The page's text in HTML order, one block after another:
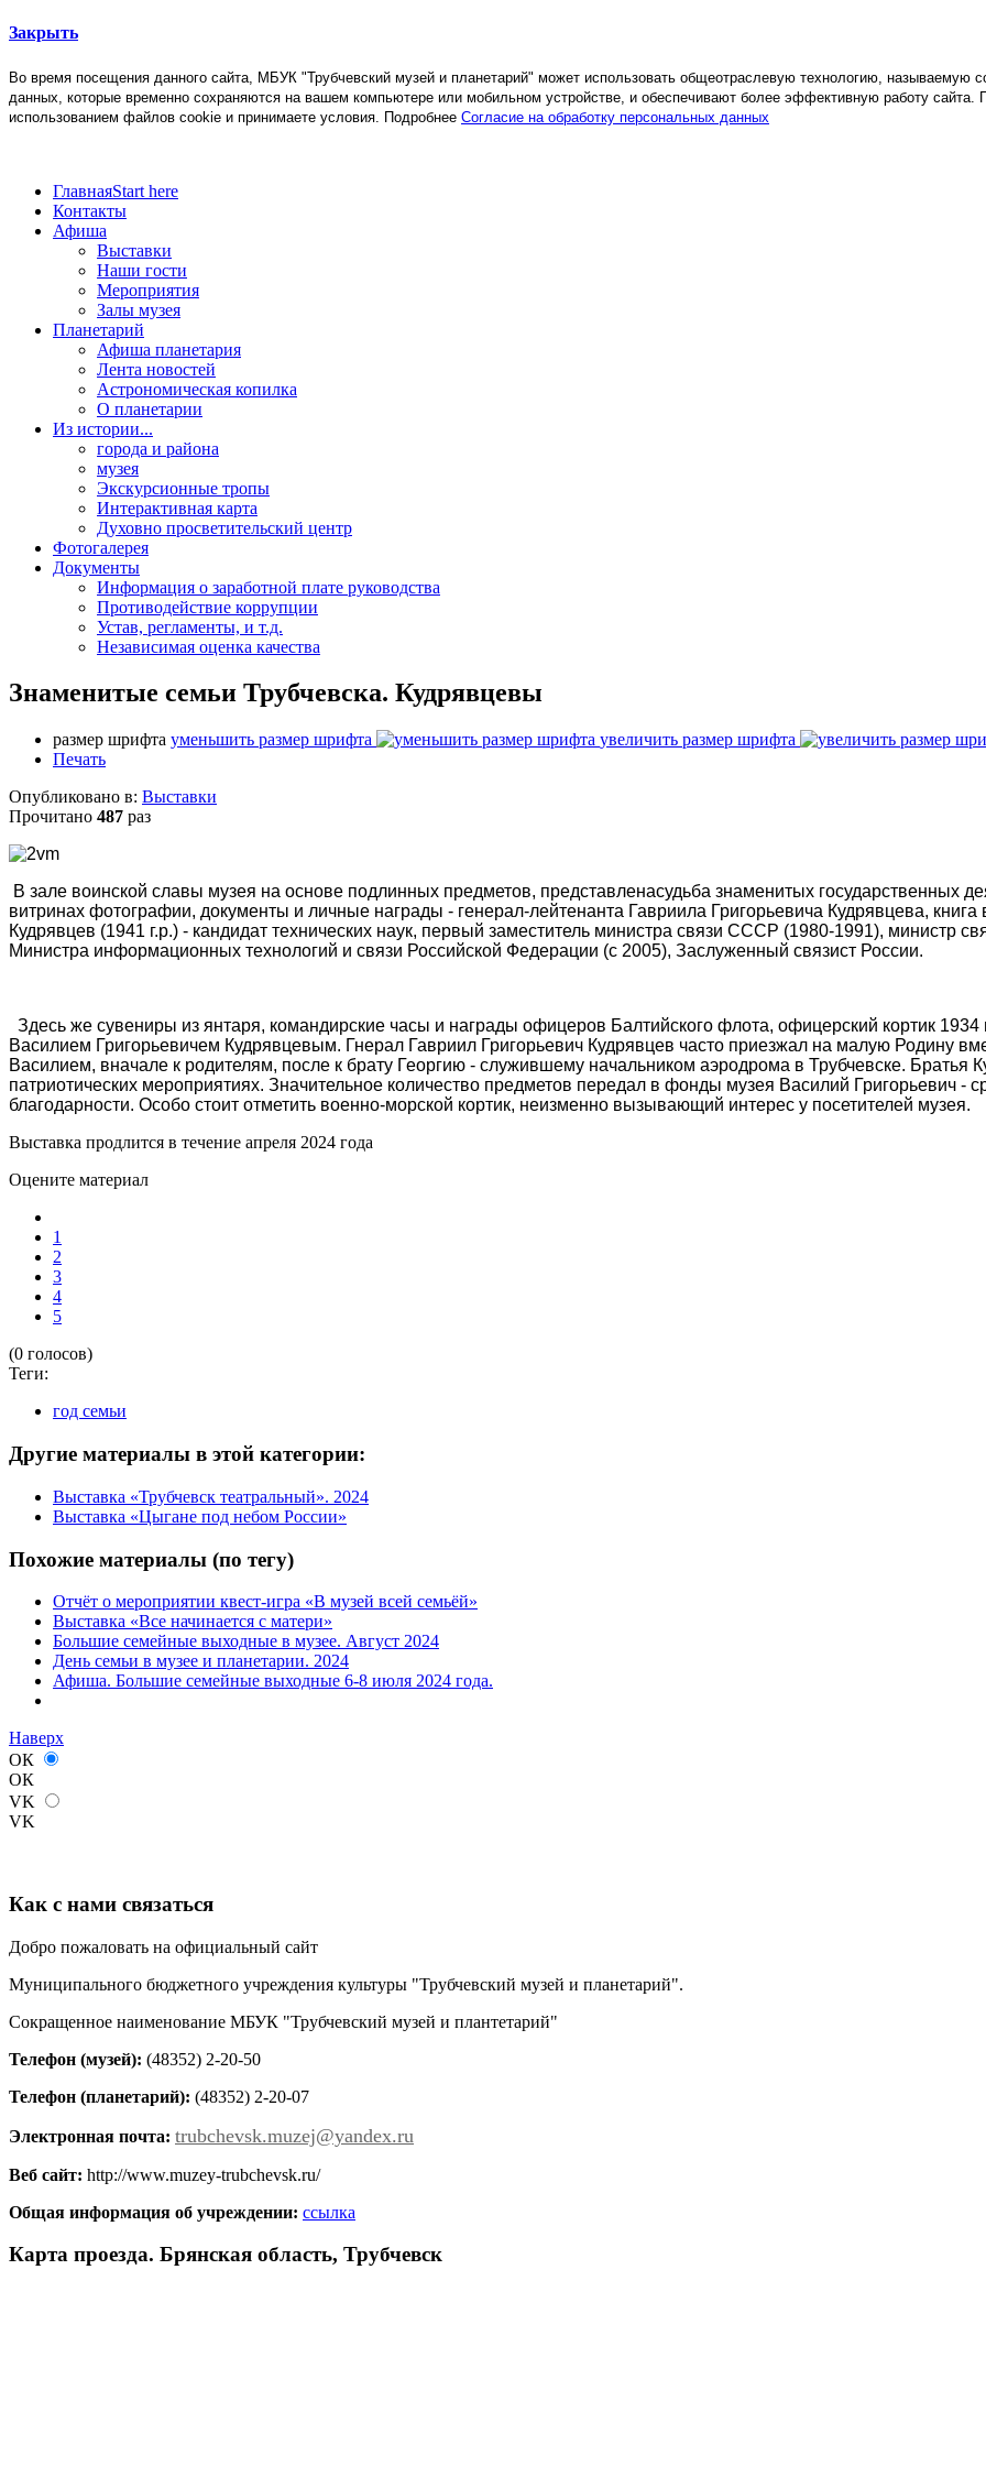
Закрыть
Во время посещения данного сайта, МБУК "Трубчевский музей и планетарий" может использовать общеотраслевую технологию,
данных, которые временно сохраняются на вашем компьютере или мобильном устройстве, и обеспечивают более эффективную работу
использованием файлов cookie и принимаете условия. Подробнее Согласие на обработку персональных данных
ГлавнаяStart here
Контакты
Афиша
Выставки
Наши гости
Мероприятия
Залы музея
Планетарий
Афиша планетария
Лента новостей
Астрономическая копилка
О планетарии
Из истории...
города и района
музея
Экскурсионные тропы
Интерактивная карта
Духовно просветительский центр
Фотогалерея
Документы
Информация о заработной плате руководства
Противодействие коррупции
Устав, регламенты, и т.д.
Независимая оценка качества
Знаменитые семьи Трубчевска. Кудрявцевы
размер шрифта уменьшить размер шрифта
увеличить размер шрифта
Печать
Опубликовано в: Выставки
Прочитано 487 раз
В зале воинской славы музея на основе подлинных предметов, представленасудьба знаменитых государственных
витринах фотографии, документы и личные награды - генерал-лейтенанта Гавриила Григорьевича Кудрявцева,
Кудрявцев (1941 г.р.) - кандидат технических наук, первый заместитель министра связи СССР (1980-1991), министр
Министра информационных технологий и связи Российской Федерации (с 2005), Заслуженный связист России.
Здесь же сувениры из янтаря, командирские часы и награды офицеров Балтийского флота, офицерский кортик
Василием Григорьевичем Кудрявцевым. Гнерал Гавриил Григорьевич Кудрявцев часто приезжал на малую Родину
Василием, вначале к родителям, после к брату Георгию - служившему начальником аэродрома в Трубчевске. Братья
патриотических мероприятиях. Значительное количество предметов передал в фонды музея Василий Григорьевич -
благодарности. Особо стоит отметить военно-морской кортик, неизменно вызывающий интерес у посетителей музея.
Выставка продлится в течение апреля 2024 года
Оцените материал
1
2
3
4
5
(0 голосов)
Теги:
год семьи
Другие материалы в этой категории:
Выставка «Трубчевск театральный». 2024
Выставка «Цыгане под небом России»
Похожие материалы (по тегу)
Отчёт о мероприятии квест-игра «В музей всей семьёй»
Выставка «Все начинается с матери»
Большие семейные выходные в музее. Август 2024
День семьи в музее и планетарии. 2024
Афиша. Большие семейные выходные 6-8 июля 2024 года.
Наверх
ОК
ОК
VK
VK
Как с нами связаться
Добро пожаловать на официальный сайт
Муниципального бюджетного учреждения культуры "Трубчевский музей и планетарий".
Сокращенное наименование МБУК "Трубчевский музей и плантетарий"
Телефон (музей): (48352) 2-20-50
Телефон (планетарий): (48352) 2-20-07
Электронная почта: trubchevsk.muzej@yandex.ru
Веб сайт: http://www.muzey-trubchevsk.ru/
Общая информация об учреждении: ссылка
Карта проезда. Брянская область, Трубчевск